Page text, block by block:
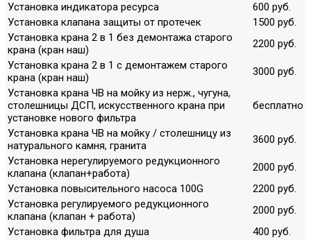
Установка индикатора ресурса
600 руб.
Установка клапана защиты от протечек
1500 руб.
Установка крана 2 в 1 без демонтажа старого
крана (кран наш)
2200 руб.
Установка крана 2 в 1 с демонтажем старого
крана (кран наш)
3000 руб.
Установка крана ЧВ на мойку из нерж., чугуна,
столешницы ДСП, искусственного крана при
установке нового фильтра
бесплатно
Установка крана ЧВ на мойку / столешницу из
натурального камня, гранита
3600 руб.
Установка нерегулируемого редукционного
клапана (клапан+работа)
2000 руб.
Установка повысительного насоса 100G
2200 руб.
Установка регулируемого редукционного
клапана (клапан + работа)
2000 руб.
Установка фильтра для душа
400 руб.